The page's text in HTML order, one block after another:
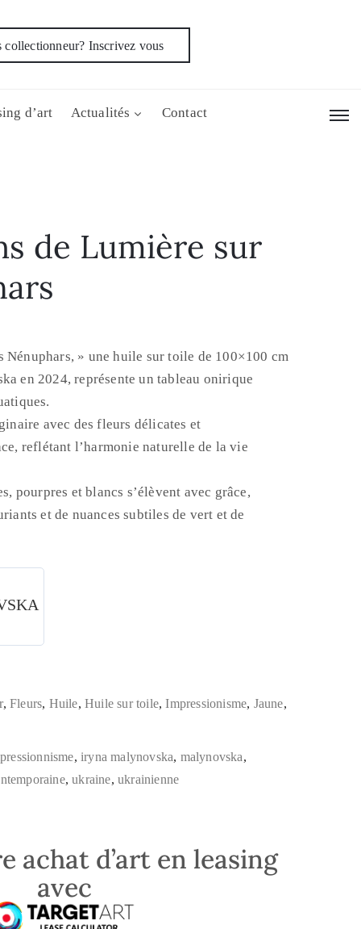
collectionneur? Inscrivez vous
d’art Actualités Contact
de Lumière sur
Nénuphars, » une huile sur toile de 100×100 cm
en 2024, représente un tableau onirique
avec des fleurs délicates et
reflétant l’harmonie naturelle de la vie
pourpres et blancs s’élèvent avec grâce,
et de nuances subtiles de vert et de
,Fleurs, Huile,Huile sur toile,Impressionisme, Jaune,
,iryna malynovska, malynovska,
,ukraine,ukrainienne
achat d’art en leasing
avec